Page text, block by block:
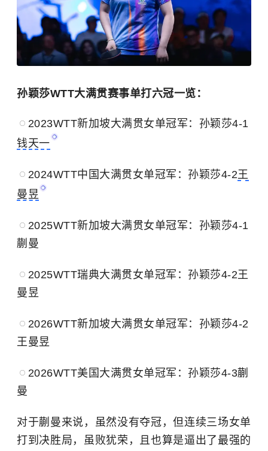
孙颖莎WTT大满贯赛事单打六冠一览：
2023WTT新加坡大满贯女单冠军：孙颖莎4-1
钱天一
2024WTT中国大满贯女单冠军：孙颖莎4-2王
曼昱
2025WTT新加坡大满贯女单冠军：孙颖莎4-1
蒯曼
2025WTT瑞典大满贯女单冠军：孙颖莎4-2王
曼昱
2026WTT新加坡大满贯女单冠军：孙颖莎4-2
王曼昱
2026WTT美国大满贯女单冠军：孙颖莎4-3蒯
曼
对于蒯曼来说，虽然没有夺冠，但连续三场女单
打到决胜局，虽败犹荣，且也算是逼出了最强的